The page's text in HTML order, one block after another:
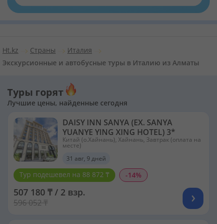
Ht.kz Страны
Италия
Экскурсионные и автобусные туры в Италию из Алматы
Туры горят
Лучшие цены, найденные сегодня
DAISY INN SANYA (EX. SANYA
YUANYE YING XING HOTEL) 3*
Китай (о.Хайнань), Хайнань, Завтрак (оплата на
месте)
31 авг, 9 дней
Тур подешевел на 88 872 ₸ -14%
507 180 ₸ / 2 взр.
596 052 ₸